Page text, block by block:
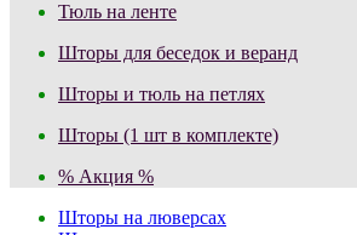
Тюль на ленте
Шторы для беседок и веранд
Шторы и тюль на петлях
Шторы (1 шт в комплекте)
% Акция %
Шторы на люверсах